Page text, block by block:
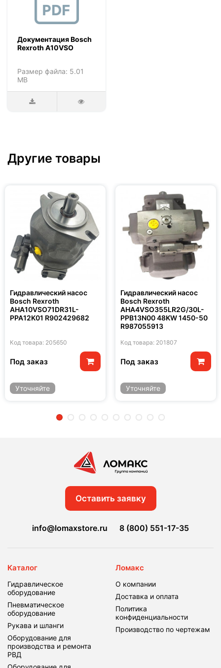
Документация Bosch
Rexroth A10VSO
Размер файла: 5.01
MB
Другие товары
Гидравлический насос
Bosch Rexroth
AHA10VSO71DR31L-
PPA12K01 R902429682
Код товара: 205650
Под заказ
Уточняйте
Гидравлический насос
Bosch Rexroth
AHA4VSO355LR2G/30L-
PPB13N00 48KW 1450-50
R987055913
Код товара: 201807
Под заказ
Уточняйте
Оставить заявку
info@lomaxstore.ru 8 (800) 551-17-35
Каталог
Гидравлическое
оборудование
Пневматическое
оборудование
Рукава и шланги
Оборудование для
производства и ремонта
РВД
Ломакс
О компании
Доставка и оплата
Политика
конфиденциальности
Производство по чертежам